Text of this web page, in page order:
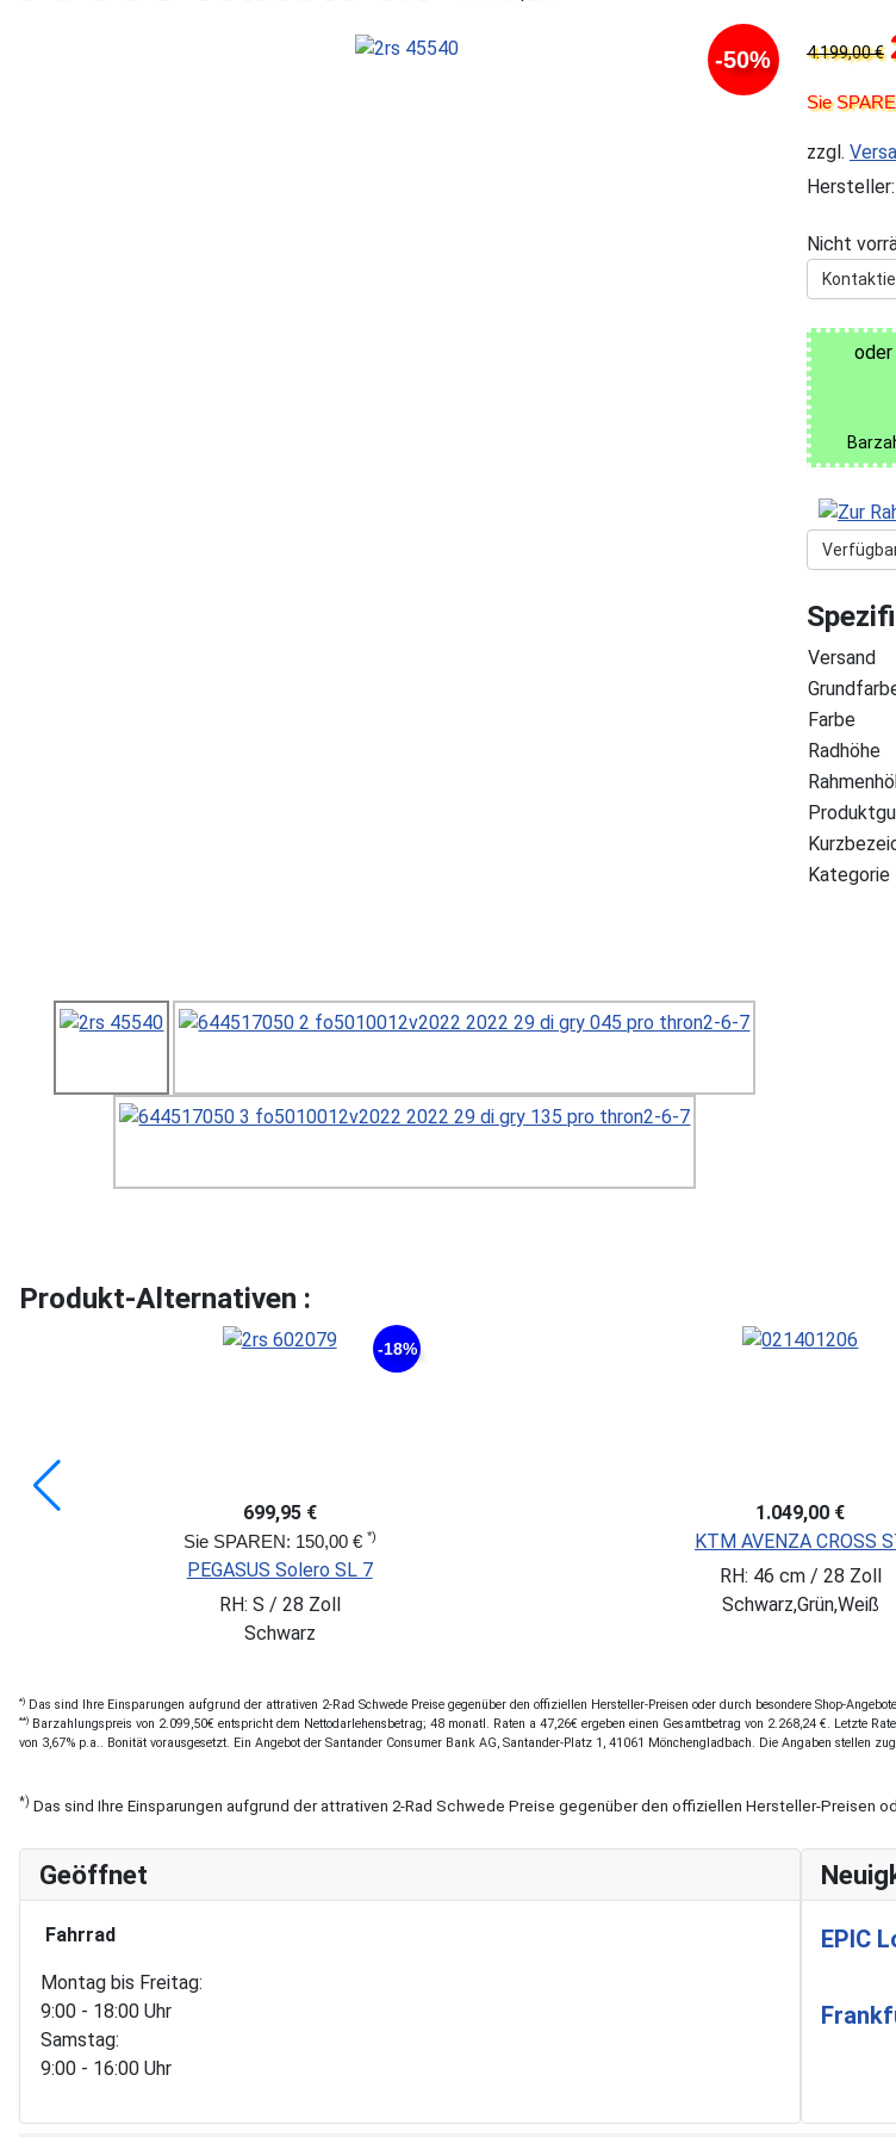
-50% 4.199,00 €
Sie
zzgl.
Hersteller:
Nicht
Versand
Farbe
Radhöhe
Kategorie
Produkt-Alternativen :
1.049,00 €
KTM AVENZA CROSS ST
RH: 46 cm / 28 Zoll
Schwarz,Grün,Weiß
499,95 €
Sie SPAREN: 49,05
PEGASUS Avanti
RH: 45 cm / 28
*) Das sind Ihre Einsparungen aufgrund der attrativen 2-Rad Schwede Preise gegenüber den offiziellen Hersteller-Preisen oder durch besondere Shop-Angebote
**) Barzahlungspreis von 2.099,50€ entspricht dem Nettodarlehensbetrag; 48 monatl. Raten a 47,26€ ergeben einen Gesamtbetrag von 2.268,24 €. Letzte
von 3,67% p.a.. Bonität vorausgesetzt. Ein Angebot der Santander Consumer Bank AG, Santander-Platz 1, 41061 Mönchengladbach. Die Angaben stellen
*) Das sind Ihre Einsparungen aufgrund der attrativen 2-Rad Schwede Preise gegenüber den offiziellen Hersteller-Preisen
Geöffnet
Fahrrad
Montag bis Freitag:
9:00 - 18:00 Uhr
Samstag:
9:00 - 16:00 Uhr
EPIC